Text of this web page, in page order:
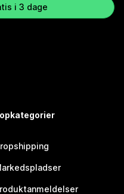
i 3 dage